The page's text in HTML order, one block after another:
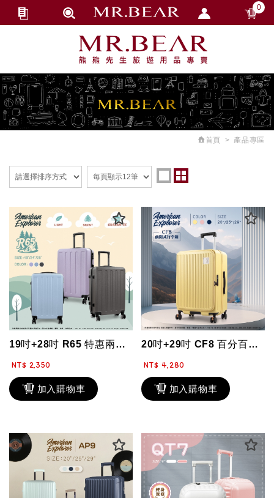
首頁 產品專區
19吋+28吋 R65 特惠兩件組 大容量 行李箱 輕型 旅行箱 飛機大輪 霧面...
NT$ 2,350
加入購物車
20吋+29吋 CF8 百分百拜耳PC材質 可加大 避震彈簧剎車輪 拉桿箱 雙層...
NT$ 4,280
加入購物車
0
會員登入
會員註冊
忘記密碼
訂單查詢
追蹤清單
繁體中文